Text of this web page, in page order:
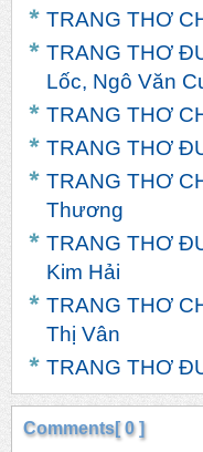
TRANG THƠ
TRANG THƠ
Lốc, Ngô Văn
TRANG THƠ
TRANG THƠ
TRANG THƠ
Thương
TRANG THƠ
Kim Hải
TRANG THƠ
Thị Vân
TRANG THƠ
Comments[ 0 ]